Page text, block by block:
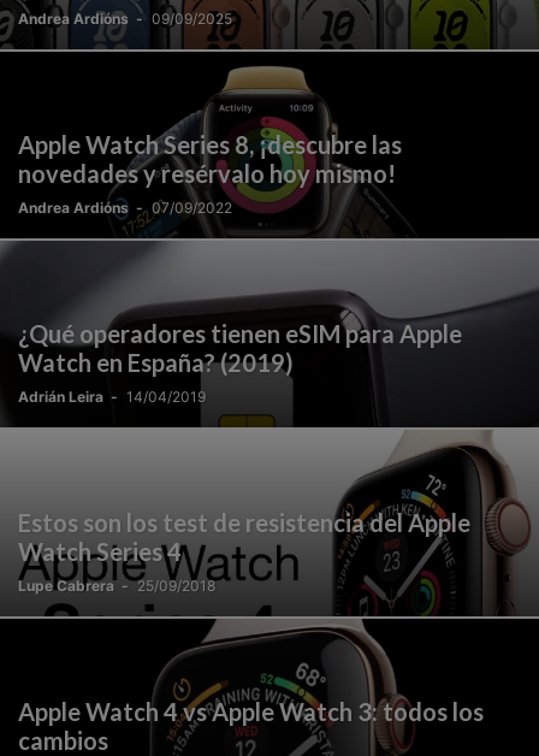
Andrea Ardións - 09/09/2025
Apple Watch Series 8, ¡descubre las
novedades y resérvalo hoy mismo!
Andrea Ardións - 07/09/2022
¿Qué operadores tienen eSIM para Apple
Watch en España? (2019)
Adrián Leira - 14/04/2019
Estos son los test de resistencia del Apple
Watch Series 4
Lupe Cabrera - 25/09/2018
Apple Watch 4 vs Apple Watch 3: todos los
cambios